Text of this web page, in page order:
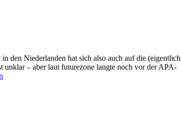
den Niederlanden hat sich also auch auf die (eigentlich
unklar – aber laut futurezone langte noch vor der APA-